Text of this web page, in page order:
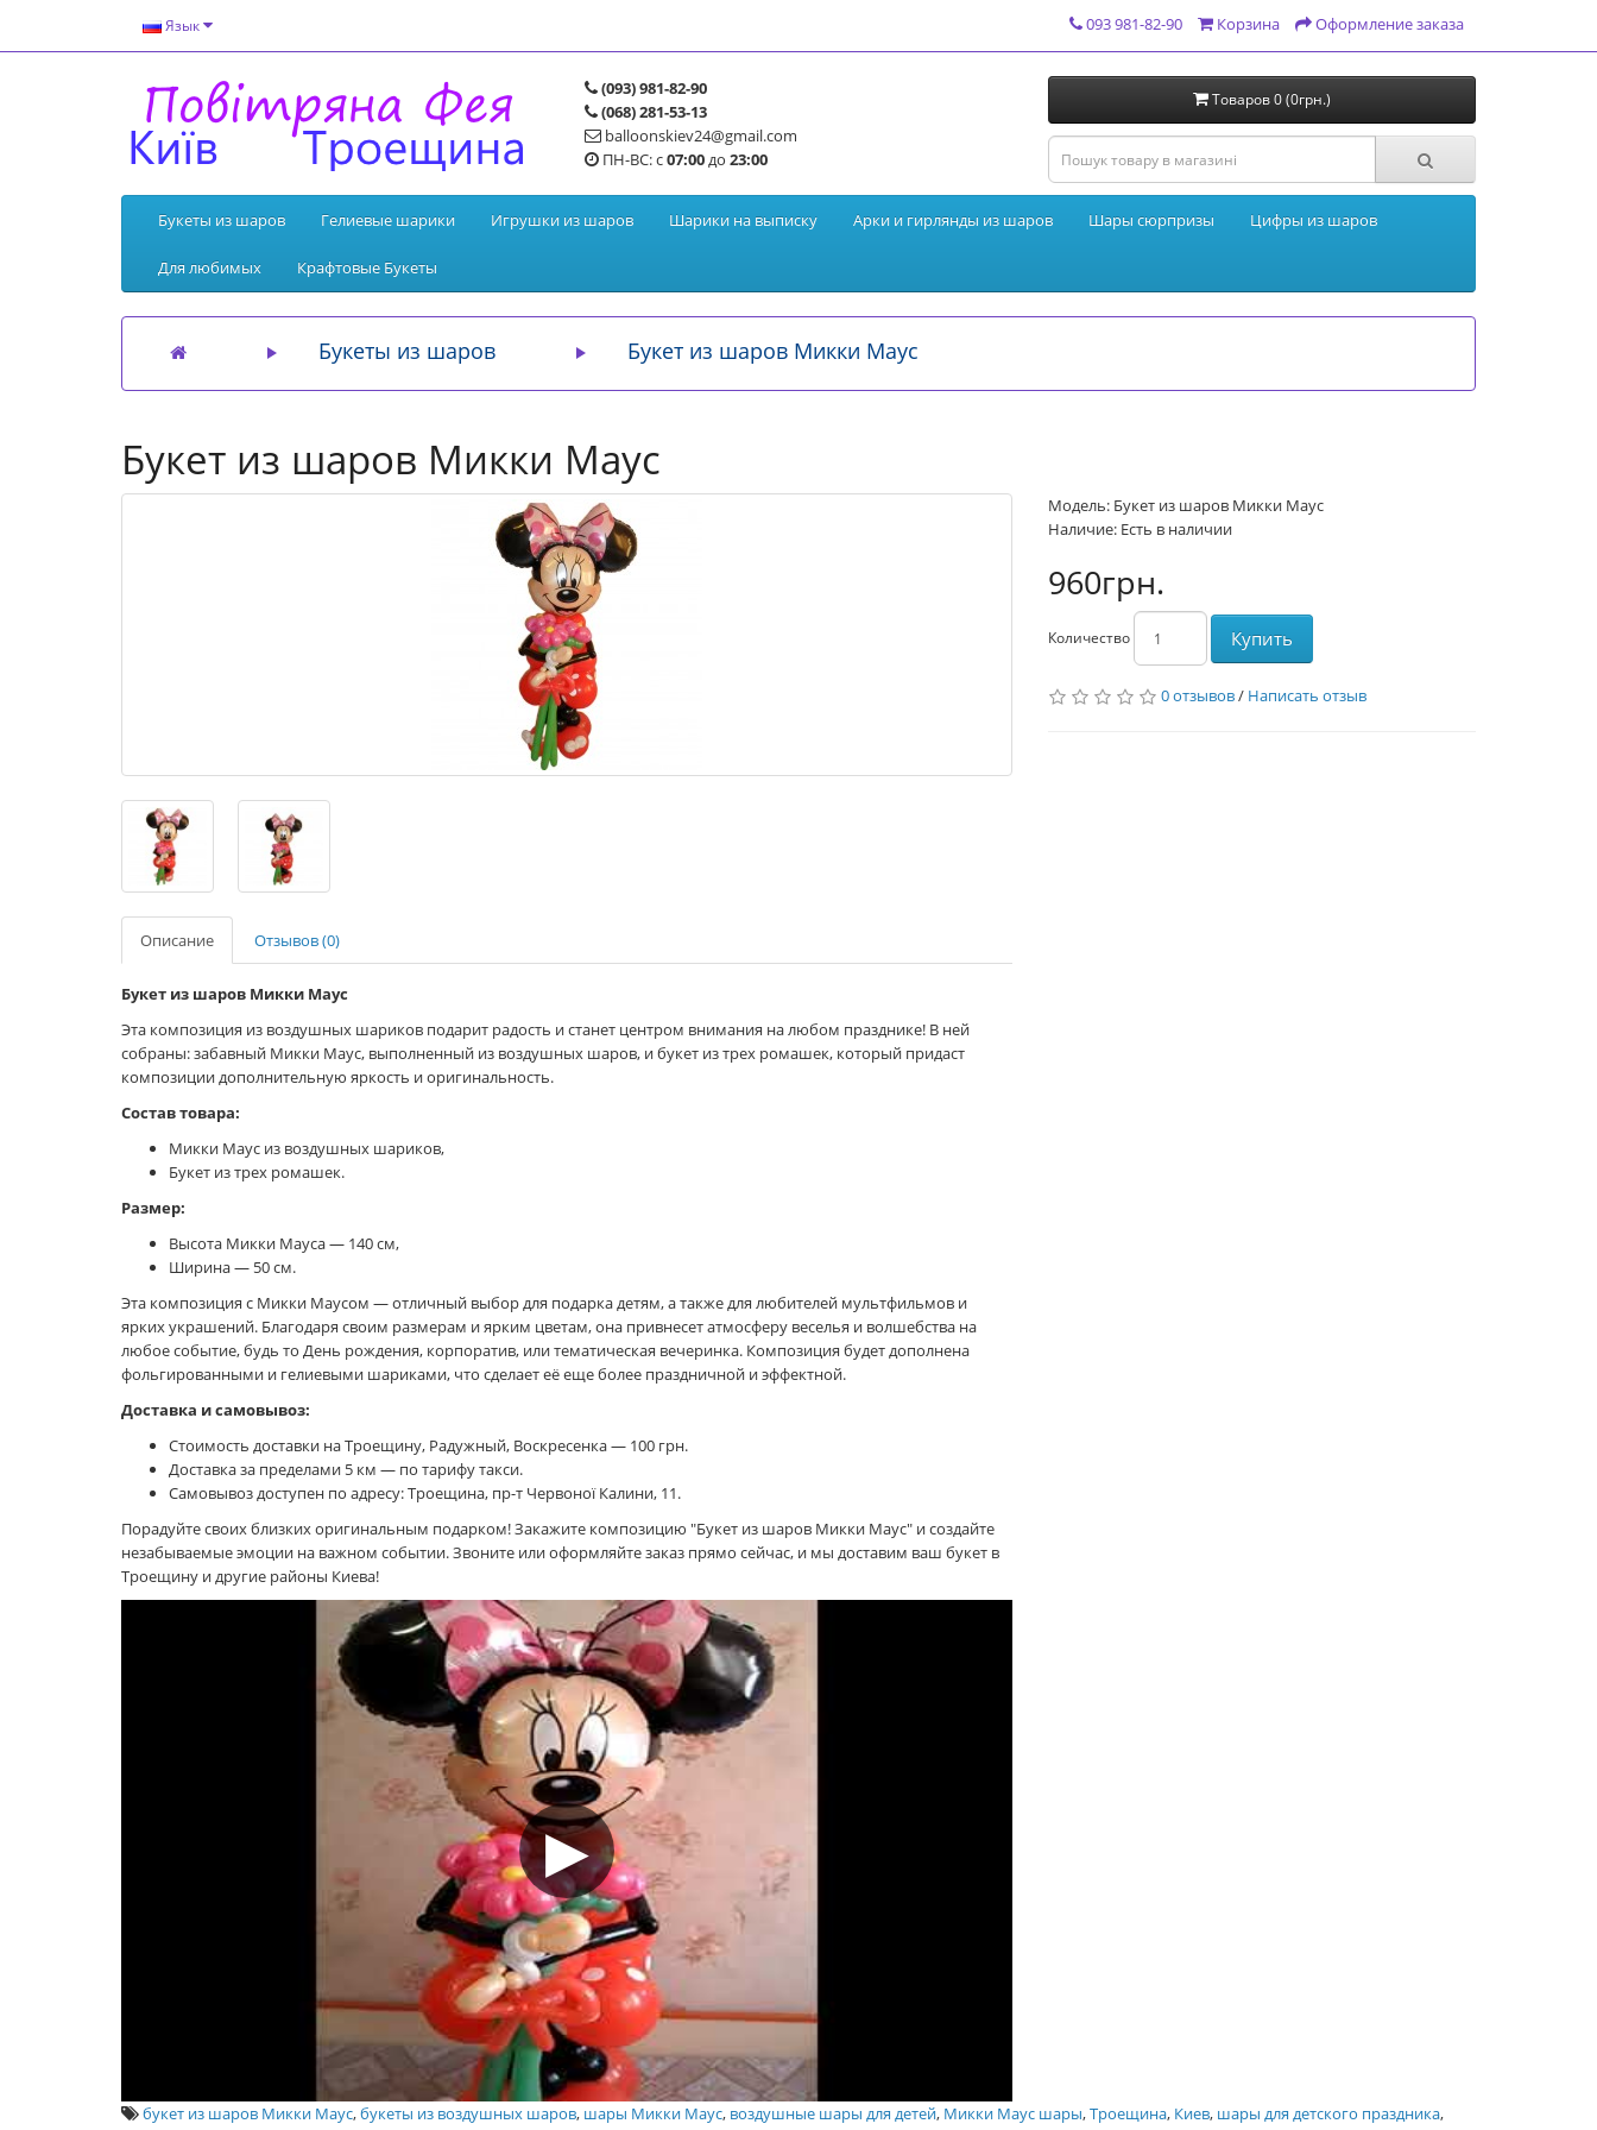
Язык 093 981-82-90 Корзина Оформление заказа
(093) 981-82-90
(068) 281-53-13
balloonskiev24@gmail.com
ПН-ВС: с07:00до 23:00
Товаров 0 (0грн.)
Букеты из шаров Гелиевые шарики Игрушки из шаров Шарики на выписку Арки и гирлянды из шаров Шары сюрпризы Цифры из шаров
Для любимых Крафтовые Букеты
Букеты из шаров Букет из шаров Микки Маус
Букет из шаров Микки Маус
Описание Отзывов (0)
Букет из шаров Микки Маус
Эта композиция из воздушных шариков подарит радость и станет центром внимания на любом празднике! В ней
собраны: забавный Микки Маус, выполненный из воздушных шаров, и букет из трех ромашек, который придаст
композиции дополнительную яркость и оригинальность.
Состав товара:
Микки Маус из воздушных шариков,
Букет из трех ромашек.
Размер:
Высота Микки Мауса — 140 см,
Ширина — 50 см.
Эта композиция с Микки Маусом — отличный выбор для подарка детям, а также для любителей мультфильмов и
ярких украшений. Благодаря своим размерам и ярким цветам, она привнесет атмосферу веселья и волшебства на
любое событие, будь то День рождения, корпоратив, или тематическая вечеринка. Композиция будет дополнена
фольгированными и гелиевыми шариками, что сделает её еще более праздничной и эффектной.
Доставка и самовывоз:
Стоимость доставки на Троещину, Радужный, Воскресенка — 100 грн.
Доставка за пределами 5 км — по тарифу такси.
Самовывоз доступен по адресу: Троещина, пр-т Червоної Калини, 11.
Порадуйте своих близких оригинальным подарком! Закажите композицию "Букет из шаров Микки Маус" и создайте
незабываемые эмоции на важном событии. Звоните или оформляйте заказ прямо сейчас, и мы доставим ваш букет в
Троещину и другие районы Киева!
Модель: Букет из шаров Микки Маус
Наличие: Есть в наличии
960грн.
Количество Купить
0 отзывов/ Написать отзыв
букет из шаров Микки Маус,букеты из воздушных шаров, шары Микки Маус, воздушные шары для детей, Микки Маус шары,Троещина, Киев, шары для детского праздника,